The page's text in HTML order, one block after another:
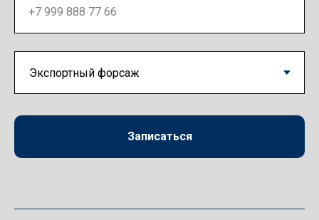
+7 999 888 77 66
Записаться